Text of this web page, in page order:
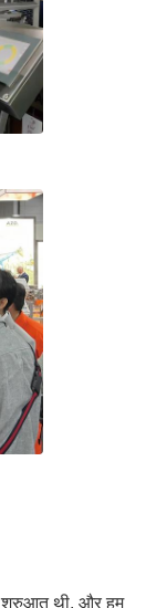
शुरुआत थी, और हम